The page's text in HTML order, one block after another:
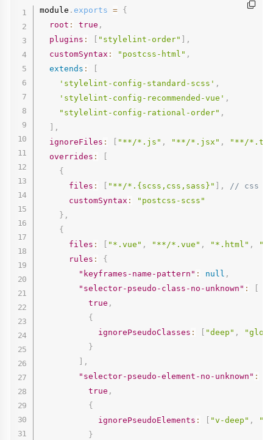
module .exports = {
root : true ,
plugins : "stylelint-order"
,
customSyntax : "postcss-html" ,
extends :
'stylelint-config-standard-scss' ,
'stylelint-config-recommended-vue' ,
"stylelint-config-rational-order" ,
,
ignoreFiles : "**/*.js" , "**/*.jsx" ,
"**/
overrides :
{
files : "**/*.{scss,css,sass}" ,
// css 相
customSyntax :
"postcss-scss"
} ,
{
files : "*.vue" , "**/*.vue" , "*.html" ,
rules :
{
"keyframes-name-pattern" : null ,
"selector-pseudo-class-no-unknown" :
true ,
{
ignorePseudoClasses : "deep" ,
}
,
"selector-pseudo-element-no-unknown" :
true ,
{
ignorePseudoElements : "v-deep" ,
}